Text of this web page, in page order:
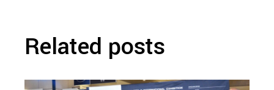
Related posts